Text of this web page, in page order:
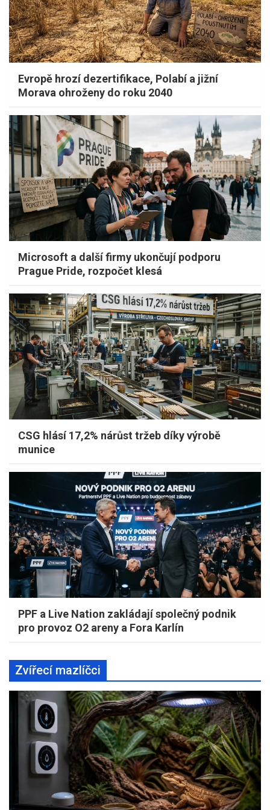
Evropě hrozí dezertifikace, Polabí a jižní
Morava ohroženy do roku 2040
Microsoft a další firmy ukončují podporu
Prague Pride, rozpočet klesá
CSG hlásí 17,2% nárůst tržeb díky výrobě
munice
PPF a Live Nation zakládají společný podnik
pro provoz O2 areny a Fora Karlín
Zvířecí mazlíčci